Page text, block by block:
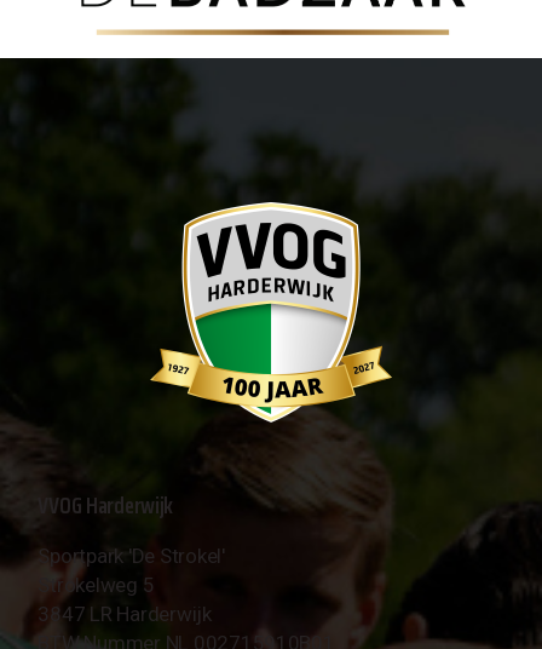
VVOG Harderwijk
Sportpark 'De Strokel'
Strokelweg 5
3847 LR Harderwijk
BTW Nummer NL 002715910B01